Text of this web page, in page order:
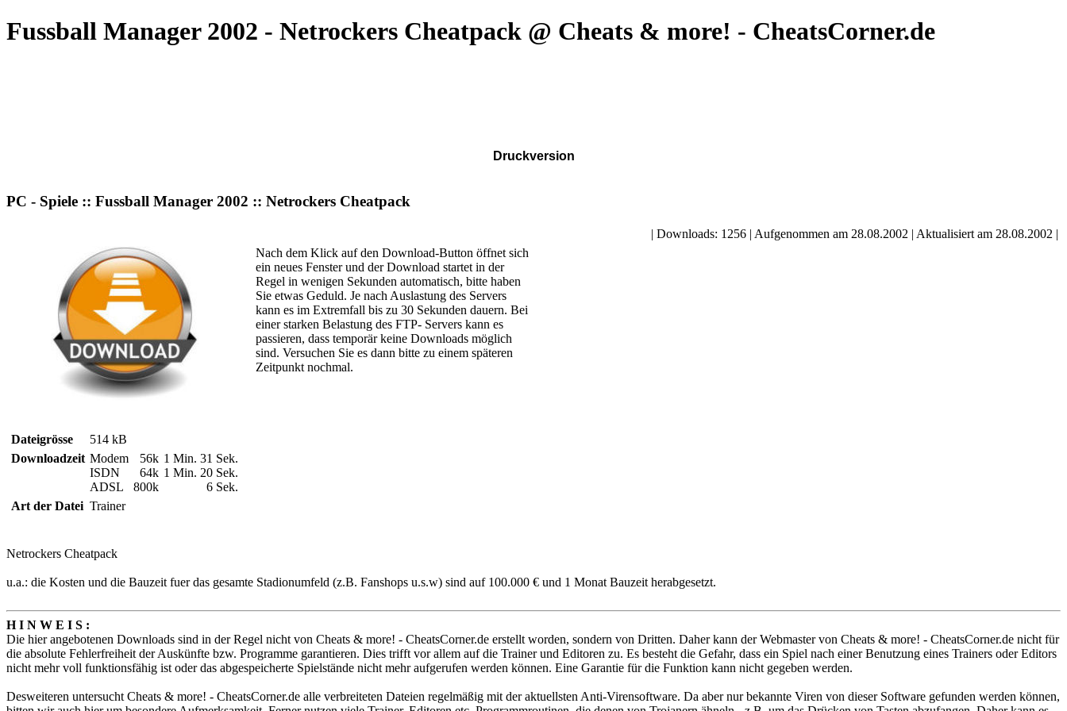
Fussball Manager 2002 - Netrockers Cheatpack @ Cheats & more! - CheatsCorner.de
Druckversion
PC - Spiele :: Fussball Manager 2002 :: Netrockers Cheatpack
| Downloads: 1256 | Aufgenommen am 28.08.2002 | Aktualisiert am 28.08.2002 |
Dateigrösse
514 kB
Downloadzeit Modem
ISDN
ADSL
56k
64k
800k
1 Min. 31 Sek.
1 Min. 20 Sek.
6 Sek.
Art der Datei Trainer
Nach dem Klick auf den Download-Button öffnet sich
ein neues Fenster und der Download startet in der
Regel in wenigen Sekunden automatisch, bitte haben
Sie etwas Geduld. Je nach Auslastung des Servers
kann es im Extremfall bis zu 30 Sekunden dauern. Bei
einer starken Belastung des FTP- Servers kann es
passieren, dass temporär keine Downloads möglich
sind. Versuchen Sie es dann bitte zu einem späteren
Zeitpunkt nochmal.
Netrockers Cheatpack
u.a.: die Kosten und die Bauzeit fuer das gesamte Stadionumfeld (z.B. Fanshops u.s.w) sind auf 100.000 € und 1 Monat Bauzeit herabgesetzt.
H I N W E I S :
Die hier angebotenen Downloads sind in der Regel nicht von Cheats & more! - CheatsCorner.de erstellt worden, sondern von Dritten. Daher kann der Webmaster von Cheats & more! - CheatsCorner.de nicht für
die absolute Fehlerfreiheit der Auskünfte bzw. Programme garantieren. Dies trifft vor allem auf die Trainer und Editoren zu. Es besteht die Gefahr, dass ein Spiel nach einer Benutzung eines Trainers oder Editors
nicht mehr voll funktionsfähig ist oder das abgespeicherte Spielstände nicht mehr aufgerufen werden können. Eine Garantie für die Funktion kann nicht gegeben werden.
Desweiteren untersucht Cheats & more! - CheatsCorner.de alle verbreiteten Dateien regelmäßig mit der aktuellsten Anti-Virensoftware. Da aber nur bekannte Viren von dieser Software gefunden werden können,